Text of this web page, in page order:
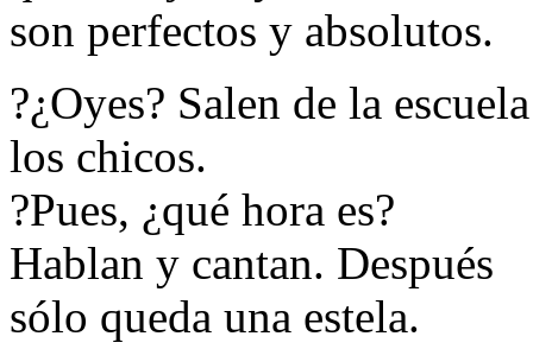
son perfectos y absolutos.
?¿Oyes? Salen de la escuela
los chicos.
?Pues, ¿qué hora es?
Hablan y cantan. Después
sólo queda una estela.